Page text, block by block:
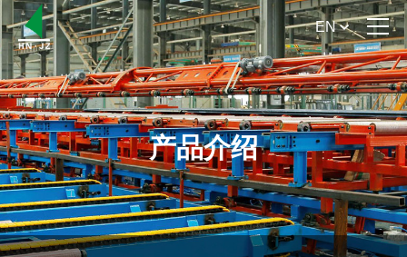
首 页
关于我们
产品介绍
新闻资讯
EN
产品介绍